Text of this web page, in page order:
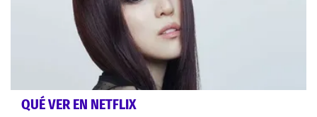
QUÉ VER EN NETFLIX